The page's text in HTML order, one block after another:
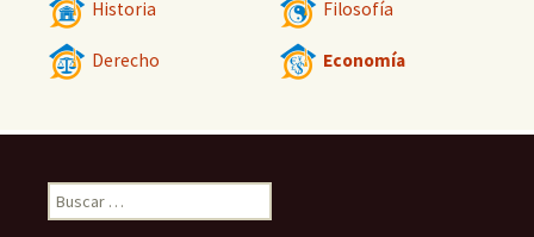
Historia Filosofía
Derecho Economía
Buscar: